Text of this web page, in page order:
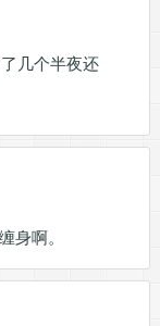
几个半夜还
身啊。